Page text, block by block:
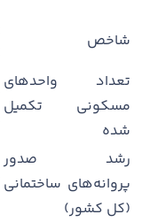
شاخص
تعداد واحدهای
مسکونی تکمیل
شده
رشد صدور
پروانه‌های ساختمانی
(کل کشور)